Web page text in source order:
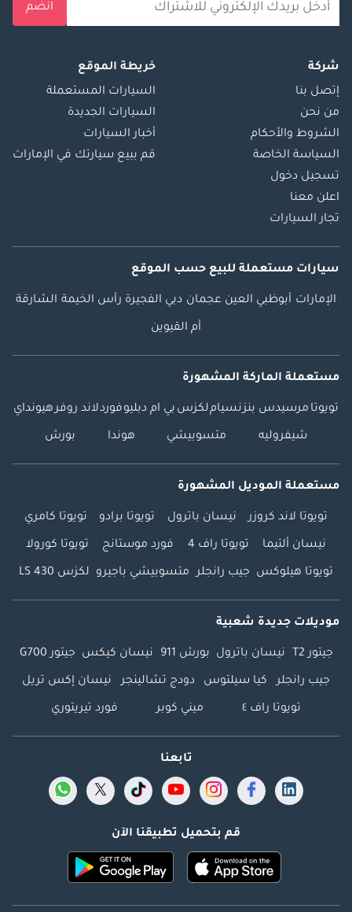
انضم
شركة
إتصل بنا
من نحن
الشروط والأحكام
السياسة الخاصة
تسجيل دخول
اعلن معنا
تجار السيارات
خريطة الموقع
السيارات المستعملة
السيارات الجديدة
أخبار السيارات
قم ببيع سيارتك في الإمارات
سيارات مستعملة للبيع حسب الموقع
الإمارات أبوظبي العين عجمان دبي الفجيرة رأس الخيمة الشارقة
أم القيوين
مستعملة الماركة المشهورة
تويوتا مرسيدس بنزنسياملكزس بي ام دبليوفوردلاند روفرهيونداي
شيفروليه متسوبيشي هوندا بورش
مستعملة الموديل المشهورة
تويوتا لاند كروزر نيسان باترول تويوتا برادو تويوتا كامري
نيسان ألتيما تويوتا راف 4 فورد موستانج تويوتا كورولا
تويوتا هيلوكس جيب رانجلر متسوبيشي باجيرو لكزس LS 430
موديلات جديدة شعبية
جيتور T2 نيسان باترول بورش 911 نيسان كيكس جيتور G700
جيب رانجلر كيا سيلتوس دودج تشالينجر نيسان إكس تريل
تويوتا راف ٤ ميني كوبر فورد تيريتوري
تابعنا
قم بتحميل تطبيقنا الآن